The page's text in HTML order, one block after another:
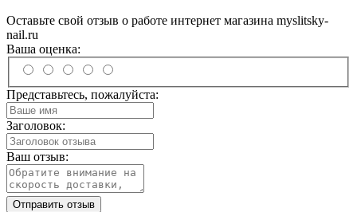
Оставьте свой отзыв о работе интернет магазина myslitsky-
nail.ru
Ваша оценка:
Представьтесь, пожалуйста:
Заголовок:
Ваш отзыв:
Отправить отзыв